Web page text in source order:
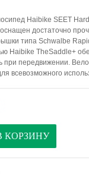
Haibike SEET
достаточно
типа Schwalbe
Haibike TheSaddle+
при передвижении.
всевозможного
КОРЗИНУ